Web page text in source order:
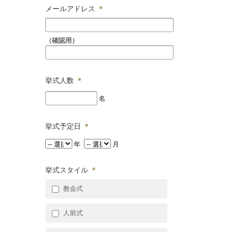
メールアドレス ＊
（確認用）
挙式人数 ＊
名
挙式予定日 ＊
年 月
挙式スタイル ＊
教会式
人前式